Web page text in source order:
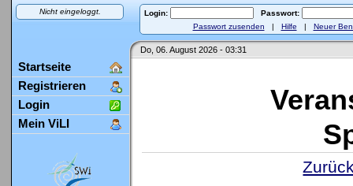
Nicht eingeloggt. Login:
Passwort:
Passwort zusenden | Hilfe | Neuer
Do, 06. August 2026 - 03:31
Startseite
Registrieren
Login
Mein ViLI